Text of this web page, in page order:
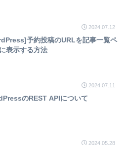
2024.07.12
予約投稿のURLを記事一覧ペ
表示する方法
2024.07.11
のREST APIについて
2024.05.28